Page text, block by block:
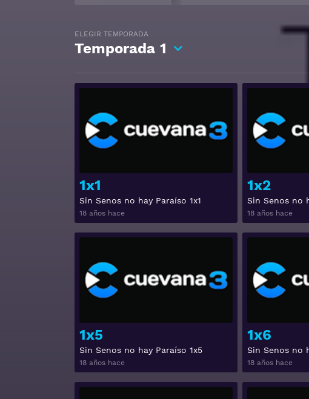
ELEGIR TEMPORADA
Temporada 1
1x1
Sin Senos no hay Paraíso 1x1
18 años hace
1x2
Sin Senos no
18 años hace
1x5
Sin Senos no hay Paraíso 1x5
18 años hace
1x6
Sin Senos no
18 años hace